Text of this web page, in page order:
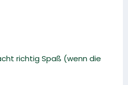
richtig Spaß (wenn die